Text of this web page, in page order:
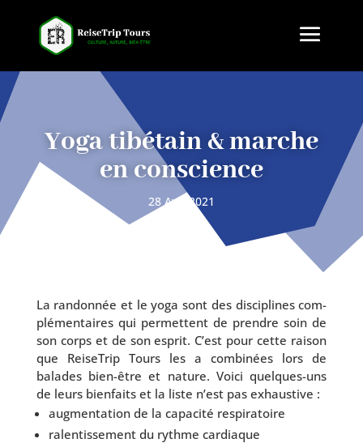
Yoga tibétain & marche
en conscience
28 Avr, 2021
La ran­don­née et le yoga sont des dis­ci­plines com­
plé­men­taires qui per­mettent de prendre soin de
son corps et de son esprit. C’est pour cette rai­son
que ReiseTrip Tours les a com­bi­nées lors de
balades bien-être et nature. Voici quelques-uns
de leurs bien­faits et la liste n’est pas exhaustive :
aug­men­ta­tion de la capa­ci­té respiratoire
ralen­tis­se­ment du rythme cardiaque